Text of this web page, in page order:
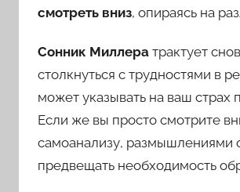
смотреть вниз, опираясь на
Сонник Миллера трактует
столкнуться с трудностями в
может указывать на ваш страх
Если же вы просто смотрите
самоанализу, размышлениями
предвещать необходимость